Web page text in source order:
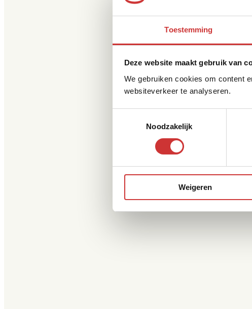
Toestemming
Deze website maakt gebruik van
We gebruiken cookies om content
websiteverkeer te analyseren.
Noodzakelijk
Weigeren